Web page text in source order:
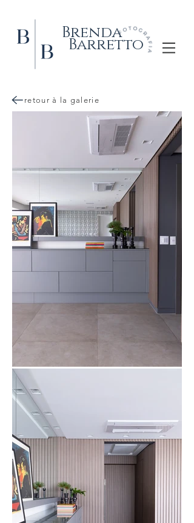
Brenda
Barretto
retour à la galerie